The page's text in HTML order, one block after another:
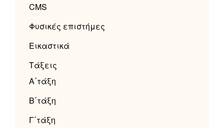
CMS
Φυσικές επιστήμες
Εικαστικά
Τάξεις
Α΄τάξη
Β΄τάξη
Γ΄τάξη